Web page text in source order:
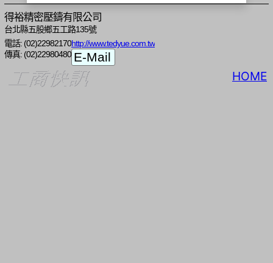
得裕精密壓鑄有限公司
台北縣五股鄉五工路135號
電話: (02)22982170
傳真: (02)22980480
http://www.tedyue.com.tw
HOME